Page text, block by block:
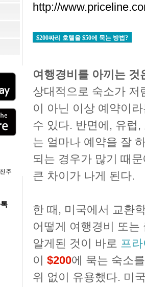
친추
http://
$200짜리 호텔을 $50에 묵는 방법?
여행경비를 아끼는
상대적으로 숙소가 저
이 아닌 이상 예약이
수 있다. 반면에, 유럽
는 얼마나 예약을 잘
되는 경우가 많기 때
큰 차이가 나게 된다.
한 때, 미국에서 교환
어떻게 여행경비 또
알게된 것이 바로 프
이 $200에 묵는 숙소
위 없이 유용했다. 미